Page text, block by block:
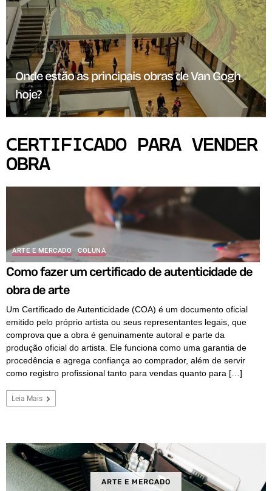
Onde estão as principais obras de Van Gogh
hoje?
CERTIFICADO PARA VENDER
OBRA
ARTE E MERCADO COLUNA
Como fazer um certificado de autenticidade de
obra de arte
Um Certificado de Autenticidade (COA) é um documento oficial
emitido pelo próprio artista ou seus representantes legais, que
comprova que a obra é genuinamente autoral e parte da
produção oficial do artista. Ele funciona como uma garantia de
procedência e agrega confiança ao comprador, além de servir
como registro profissional tanto para vendas quanto para […]
Leia Mais
ARTE E MERCADO